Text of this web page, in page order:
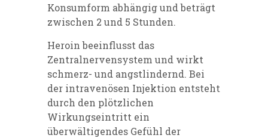
Konsumform abhängig und beträgt
zwischen 2 und 5 Stunden.
Heroin beeinflusst das
Zentralnervensystem und wirkt
schmerz- und angstlindernd. Bei
der intravenösen Injektion entsteht
durch den plötzlichen
Wirkungseintritt ein
überwältigendes Gefühl der